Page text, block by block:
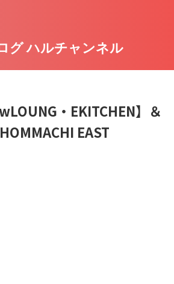
グ ハルチャンネル
・EKITCHEN】＆
EAST